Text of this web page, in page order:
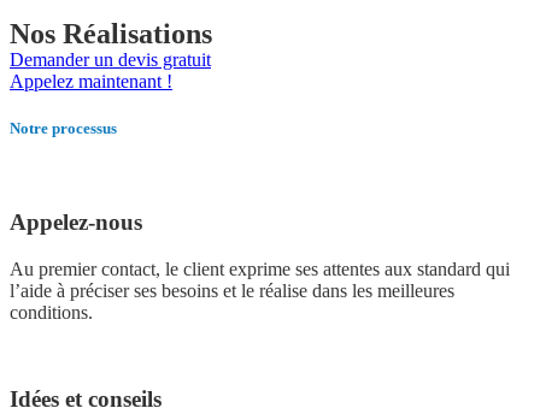
Nos Réalisations
Demander un devis gratuit
Appelez maintenant !
Notre processus
Appelez-nous
Au premier contact, le client exprime ses attentes aux standard qui
l’aide à préciser ses besoins et le réalise dans les meilleures
conditions.
Idées et conseils